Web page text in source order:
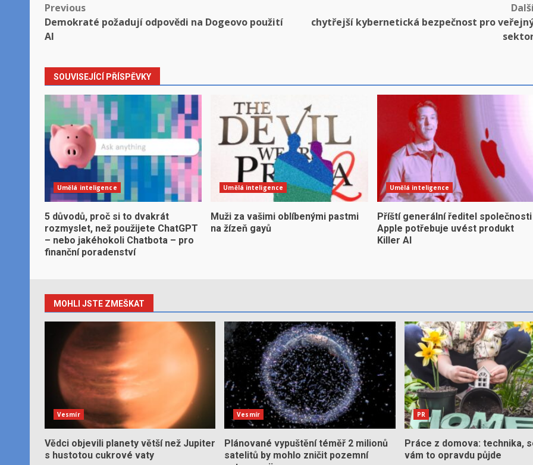
Post
navigation
Previous
Demokraté požadují odpovědi na Dogeovo použití
AI
chytřejší kybernetická bezpečnost pro
SOUVISEJÍCÍ PŘÍSPĚVKY
Umělá inteligence
5 důvodů, proč si to dvakrát
rozmyslet, než použijete ChatGPT
– nebo jakéhokoli Chatbota – pro
finanční poradenství
Umělá inteligence
Muži za vašimi oblíbenými pastmi
na žízeň gayů
Umělá inteligence
Příští generální ředitel společnosti
Apple potřebuje uvést produkt
Killer AI
MOHLI JSTE ZMEŠKAT
Vesmír
Vědci objevili planety větší než Jupiter
s hustotou cukrové vaty
Vesmír
Plánované vypuštění téměř 2 milionů
satelitů by mohlo zničit pozemní
PR
Práce z domova: technika,
vám to opravdu půjde